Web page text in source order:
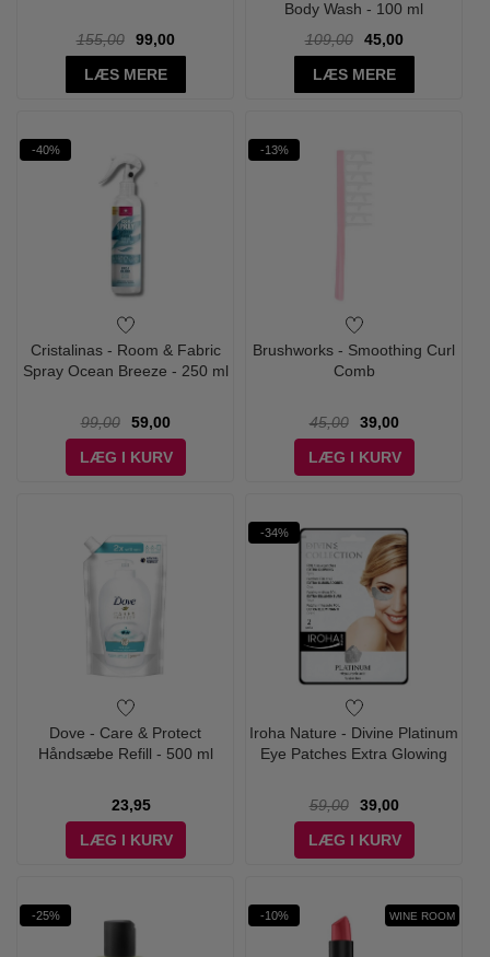
155,00
99,00
LÆS MERE
Body Wash - 100 ml
109,00
45,00
LÆS MERE
-40%
Cristalinas - Room & Fabric
Spray Ocean Breeze - 250 ml
99,00
59,00
LÆG I KURV
-13%
Brushworks - Smoothing Curl
Comb
45,00
39,00
LÆG I KURV
Dove - Care & Protect
Håndsæbe Refill - 500 ml
23,95
LÆG I KURV
-34%
Iroha Nature - Divine Platinum
Eye Patches Extra Glowing
59,00
39,00
LÆG I KURV
-25% -10% WINE ROOM